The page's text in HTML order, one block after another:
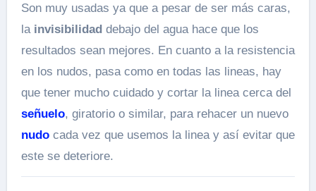
Son muy usadas ya que a pesar de ser más caras,
la invisibilidaddebajo del agua hace que los
resultados sean mejores. En cuanto a la resistencia
en los nudos, pasa como en todas las lineas, hay
que tener mucho cuidado y cortar la linea cerca del
señuelo, giratorio o similar, para rehacer un nuevo
nudocada vez que usemos la linea y así evitar que
este se deteriore.